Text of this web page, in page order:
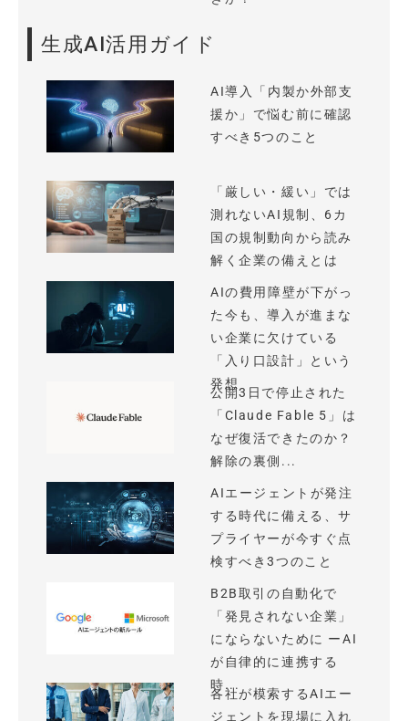
生成AI活用ガイド
AI導入「内製か外部支
援か」で悩む前に確認
すべき5つのこと
「厳しい・緩い」では
測れないAI規制、6カ
国の規制動向から読み
解く企業の備えとは
AIの費用障壁が下がっ
た今も、導入が進まな
い企業に欠けている
「入り口設計」という
発想
公開3日で停止された
「Claude Fable 5」は
なぜ復活できたのか？
解除の裏側...
AIエージェントが発注
する時代に備える、サ
プライヤーが今すぐ点
検すべき3つのこと
B2B取引の自動化で
「発見されない企業」
にならないために ーAI
が自律的に連携する
時...
各社が模索するAIエー
ジェントを現場に入れ